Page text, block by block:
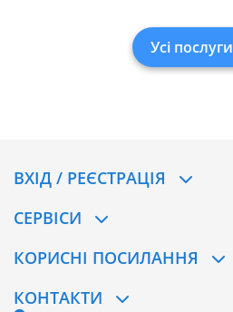
Усі послуги
ВХІД / РЕЄСТРАЦІЯ
CЕРВІСИ
КОРИСНІ ПОСИЛАННЯ
КОНТАКТИ